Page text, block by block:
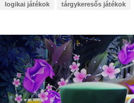
logikai játékok tárgykeresős játékok